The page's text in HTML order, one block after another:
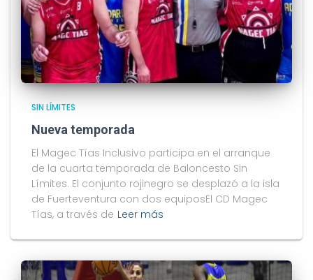
SIN LÍMITES
Nueva temporada
El Magec Tías Inclusivo participa en el arranque
de la cuarta temporada de Baloncesto Sin
Límites. El conjunto rojinegro se desplazó a la isla
de Fuerteventura con dos equiposEl CD Magec
Tías, a través de Leer más